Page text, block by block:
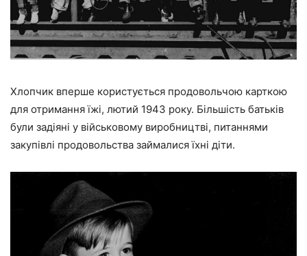
Хлопчик вперше користується продовольчою карткою
для отримання їжі, лютий 1943 року. Більшість батьків
були задіяні у військовому виробництві, питаннями
закупівлі продовольства займалися їхні діти.